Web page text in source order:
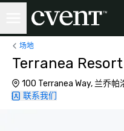
场地
Terranea Resort
100 Terranea Way, 兰乔
联系我们